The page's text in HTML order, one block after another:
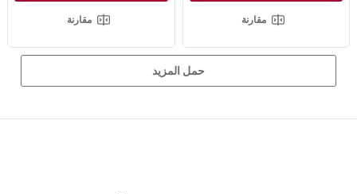
يتميز تصميم التدفق الخطي بلمسة نهائية نقية ومتينة مُصممة لإكمال مساحتك
مقارنة
وضوح معزز وتباين استثنائي مع تقنية Mini LED
مقارنة
حمل المزيد